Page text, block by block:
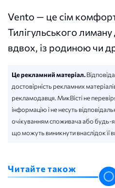
Vento — це сім
Тилігульського
вдвох, із родиною чи
Це рекламний матеріал.
достовірність рекламних
рекламодавця. МикВісті не
інформацію і не несуть
очікуванням споживача або будь-
що можуть виникнути внаслідок її
Читайте також